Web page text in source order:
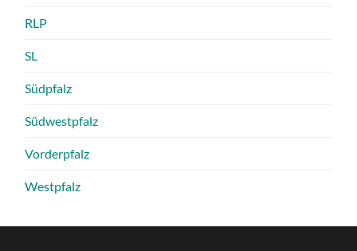
RLP
SL
Südpfalz
Südwestpfalz
Vorderpfalz
Westpfalz